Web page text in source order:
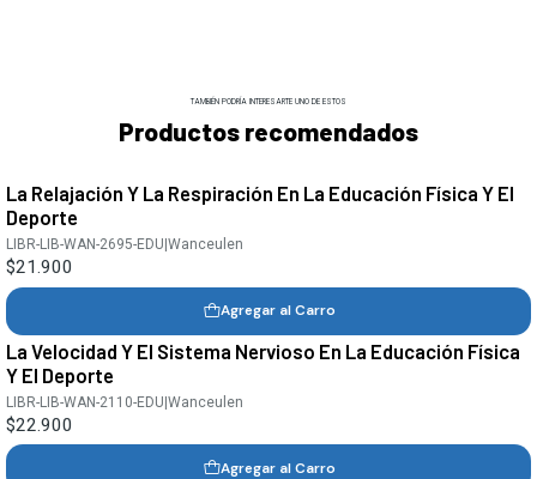
TAMBIÉN PODRÍA INTERESARTE UNO DE ESTOS
Productos recomendados
La Relajación Y La Respiración En La Educación Física Y El
Deporte
LIBR-LIB-WAN-2695-EDU |Wanceulen
$21.900
Agregar al Carro
La Velocidad Y El Sistema Nervioso En La Educación Física
Y El Deporte
LIBR-LIB-WAN-2110-EDU|Wanceulen
$22.900
Agregar al Carro